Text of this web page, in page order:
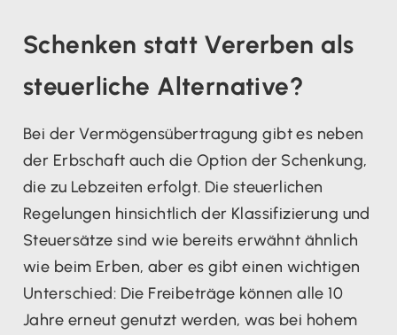
Schenken statt Vererben als
steuerliche Alternative?
Bei der Vermögensübertragung gibt es neben
der Erbschaft auch die Option der Schenkung,
die zu Lebzeiten erfolgt. Die steuerlichen
Regelungen hinsichtlich der Klassifizierung und
Steuersätze sind wie bereits erwähnt ähnlich
wie beim Erben, aber es gibt einen wichtigen
Unterschied: Die Freibeträge können alle 10
Jahre erneut genutzt werden, was bei hohem